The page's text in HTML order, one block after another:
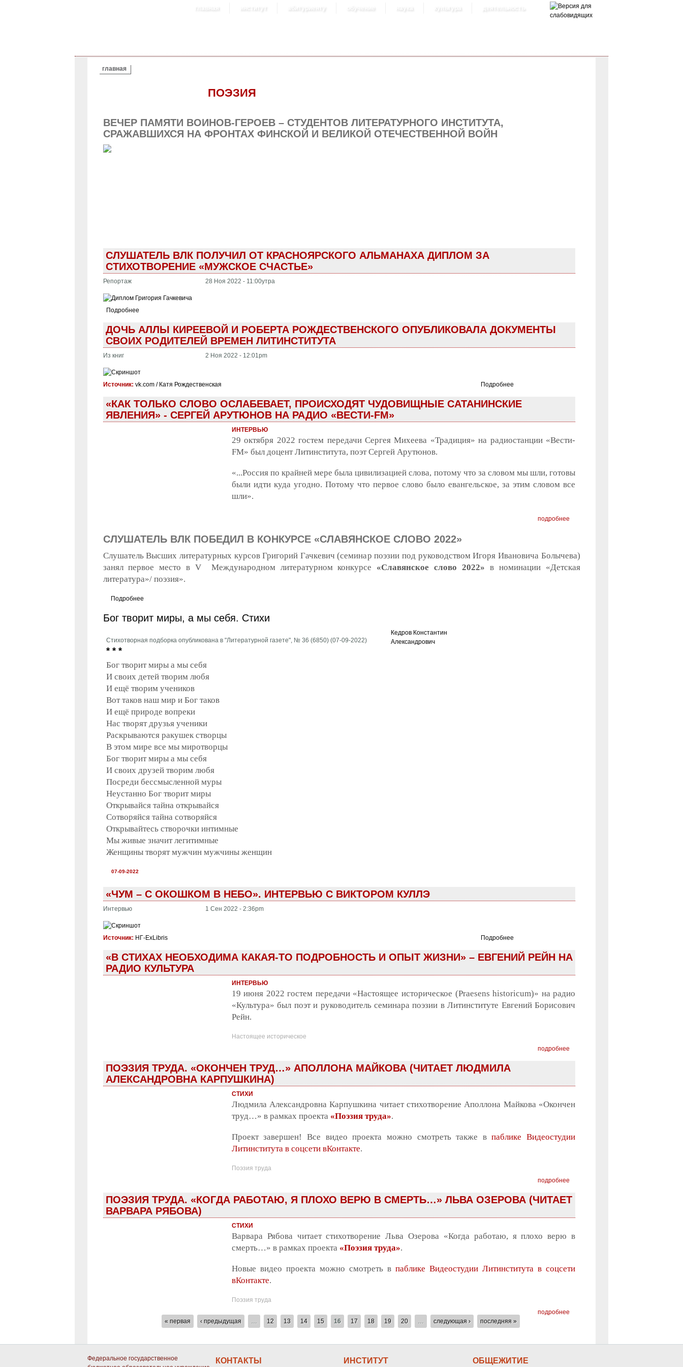
главная институт абитуриенту обучение наука культура деятельность
ВЫ ЗДЕСЬ
главная
ПОЭЗИЯ
ВЕЧЕР ПАМЯТИ ВОИНОВ-ГЕРОЕВ – СТУДЕНТОВ ЛИТЕРАТУРНОГО ИНСТИТУТА,
СРАЖАВШИХСЯ НА ФРОНТАХ ФИНСКОЙ И ВЕЛИКОЙ ОТЕЧЕСТВЕННОЙ ВОЙН
СЛУШАТЕЛЬ ВЛК ПОЛУЧИЛ ОТ КРАСНОЯРСКОГО АЛЬМАНАХА ДИПЛОМ ЗА
СТИХОТВОРЕНИЕ «МУЖСКОЕ СЧАСТЬЕ»
Репортаж 28 Ноя 2022 - 11:00утра
Подробнее
ДОЧЬ АЛЛЫ КИРЕЕВОЙ И РОБЕРТА РОЖДЕСТВЕНСКОГО ОПУБЛИКОВАЛА ДОКУМЕНТЫ
СВОИХ РОДИТЕЛЕЙ ВРЕМЕН ЛИТИНСТИТУТА
Из книг 2 Ноя 2022 - 12:01pm
Источник: vk.com / Катя Рождественская Подробнее
«КАК ТОЛЬКО СЛОВО ОСЛАБЕВАЕТ, ПРОИСХОДЯТ ЧУДОВИЩНЫЕ САТАНИНСКИЕ
ЯВЛЕНИЯ» - СЕРГЕЙ АРУТЮНОВ НА РАДИО «ВЕСТИ-FM»
ИНТЕРВЬЮ
29 октября 2022 гостем передачи Сергея Михеева «Традиция» на радиостанции «Вести-
FM» был доцент Литинститута, поэт Сергей Арутюнов.
«...Россия по крайней мере была цивилизацией слова, потому что за словом мы шли, готовы
были идти куда угодно. Потому что первое слово было евангельское, за этим словом все
шли».
подробнее
СЛУШАТЕЛЬ ВЛК ПОБЕДИЛ В КОНКУРСЕ «СЛАВЯНСКОЕ СЛОВО 2022»
Слушатель Высших литературных курсов Григорий Гачкевич (семинар поэзии под руководством Игоря Ивановича Болычева)
занял первое место в V Международном литературном конкурсе «Славянское слово 2022» в номинации «Детская
литература»/ поэзия».
Подробнее
Бог творит миры, а мы себя. Стихи
Стихотворная подборка опубликована в "Литературной газете", № 36 (6850) (07-09-2022)
* * *
Бог творит миры а мы себя
И своих детей творим любя
И ещё творим учеников
Вот таков наш мир и Бог таков
И ещё природе вопреки
Нас творят друзья ученики
Раскрываются ракушек створцы
В этом мире все мы миротворцы
Бог творит миры а мы себя
И своих друзей творим любя
Посреди бессмысленной муры
Неустанно Бог творит миры
Открывайся тайна открывайся
Сотворяйся тайна сотворяйся
Открывайтесь створочки интимные
Мы живые значит легитимные
Женщины творят мужчин мужчины женщин
07-09-2022
Кедров Константин
Александрович
«ЧУМ – С ОКОШКОМ В НЕБО». ИНТЕРВЬЮ С ВИКТОРОМ КУЛЛЭ
Интервью 1 Сен 2022 - 2:36pm
Источник: НГ-ExLibris Подробнее
«В СТИХАХ НЕОБХОДИМА КАКАЯ-ТО ПОДРОБНОСТЬ И ОПЫТ ЖИЗНИ» – ЕВГЕНИЙ РЕЙН НА
РАДИО КУЛЬТУРА
ИНТЕРВЬЮ
19 июня 2022 гостем передачи «Настоящее историческое (Praesens historicum)» на радио
«Культура» был поэт и руководитель семинара поэзии в Литинституте Евгений Борисович
Рейн.
Настоящее историческое
подробнее
ПОЭЗИЯ ТРУДА. «ОКОНЧЕН ТРУД…» АПОЛЛОНА МАЙКОВА (ЧИТАЕТ ЛЮДМИЛА
АЛЕКСАНДРОВНА КАРПУШКИНА)
СТИХИ
Людмила Александровна Карпушкина читает стихотворение Аполлона Майкова «Окончен
труд…» в рамках проекта «Поэзия труда».
Проект завершен! Все видео проекта можно смотреть также впаблике Видеостудии
Литинститута в соцсети вКонтакте.
Поэзия труда
подробнее
ПОЭЗИЯ ТРУДА. «КОГДА РАБОТАЮ, Я ПЛОХО ВЕРЮ В СМЕРТЬ…» ЛЬВА ОЗЕРОВА (ЧИТАЕТ
ВАРВАРА РЯБОВА)
СТИХИ
Варвара Рябова читает стихотворение Льва Озерова «Когда работаю, я плохо верю в
смерть…» в рамках проекта «Поэзия труда».
Новые видео проекта можно смотреть в паблике Видеостудии Литинститута в соцсети
вКонтакте.
Поэзия труда
подробнее
СТРАНИЦЫ« первая ‹ предыдущая 12 13 14 15 16 17 18 19 20 следующая › последняя »
Федеральное государственное
КОНТАКТЫ ИНСТИТУТ ОБЩЕЖИТИЕ